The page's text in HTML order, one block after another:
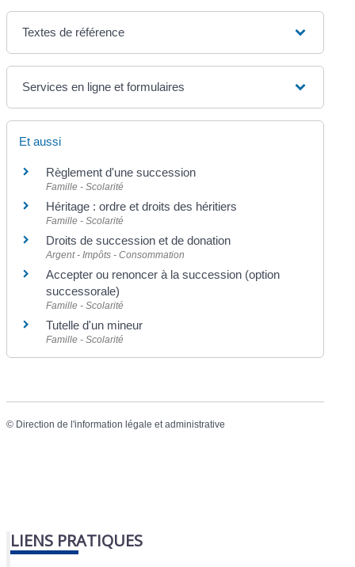
Textes de référence
Services en ligne et formulaires
Et aussi
Règlement d'une succession
Famille - Scolarité
Héritage : ordre et droits des héritiers
Famille - Scolarité
Droits de succession et de donation
Argent - Impôts - Consommation
Accepter ou renoncer à la succession (option
successorale)
Famille - Scolarité
Tutelle d'un mineur
Famille - Scolarité
© Direction de l'information légale et administrative
LIENS PRATIQUES